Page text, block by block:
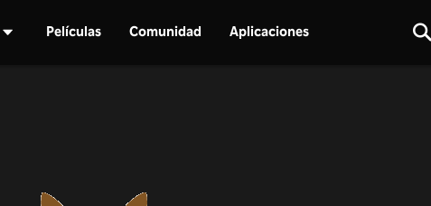
Películas Comunidad Aplicaciones